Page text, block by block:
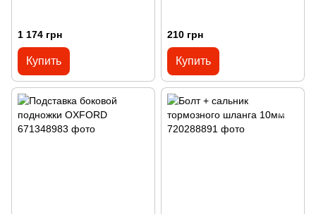
1 174 грн
Купить
210 грн
Купить